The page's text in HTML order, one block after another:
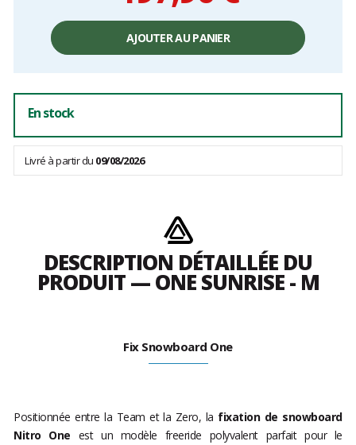
unitaire,
AJOUTER AU PANIER
En stock
Livré à partir du 09/08/2026
DESCRIPTION DÉTAILLÉE DU
PRODUIT — ONE SUNRISE - M
Fix Snowboard One
Positionnée entre la Team et la Zero, la fixation de snowboard
Nitro One est un modèle freeride polyvalent parfait pour le